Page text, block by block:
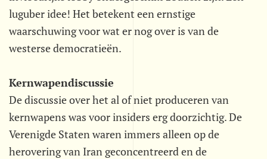
luguber idee! Het betekent een ernstige
waarschuwing voor wat er nog over is van de
westerse democratieën.
Kernwapendiscussie
De discussie over het al of niet produceren van
kernwapens was voor insiders erg doorzichtig. De
Verenigde Staten waren immers alleen op de
herovering van Iran geconcentreerd en de